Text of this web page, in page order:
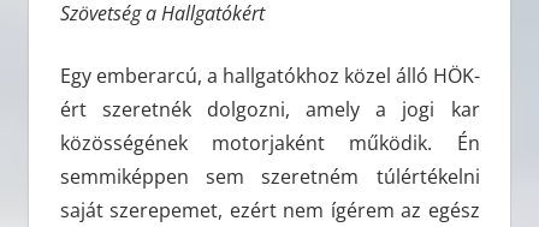
Szövetség a Hallgatókért
Egy emberarcú, a hallgatókhoz közel álló HÖK-
ért szeretnék dolgozni, amely a jogi kar
közösségének motorjaként működik. Én
semmiképpen sem szeretném túlértékelni
saját szerepemet, ezért nem ígérem az egész